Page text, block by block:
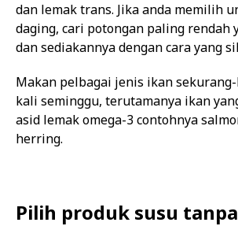
dan lemak trans. Jika anda memilih
daging, cari potongan paling rendah
dan sediakannya dengan cara yang
Makan pelbagai jenis ikan
kali seminggu, terutamanya ikan
asid lemak omega-3 contohnya
herring.
Pilih produk susu